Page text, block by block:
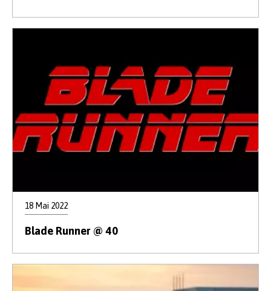
18 Mai 2022
Blade Runner @ 40